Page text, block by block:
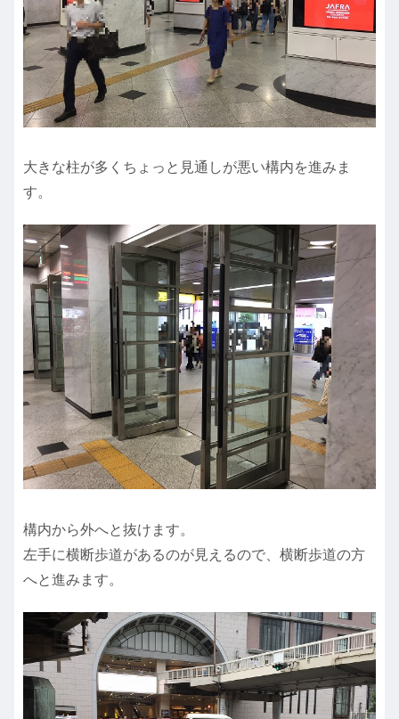
大きな柱が多くちょっと見通しが悪い構内を進みま
す。
構内から外へと抜けます。
左手に横断歩道があるのが見えるので、横断歩道の方
へと進みます。